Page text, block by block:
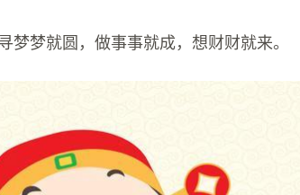
梦梦就圆，做事事就成，想财财就来。